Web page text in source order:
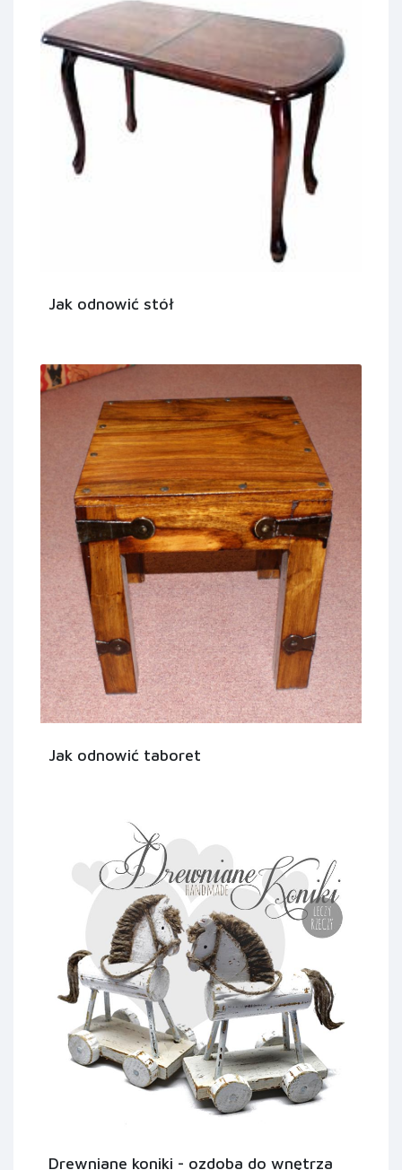
Jak odnowić stół
Jak odnowić taboret
Drewniane koniki - ozdoba do wnętrza